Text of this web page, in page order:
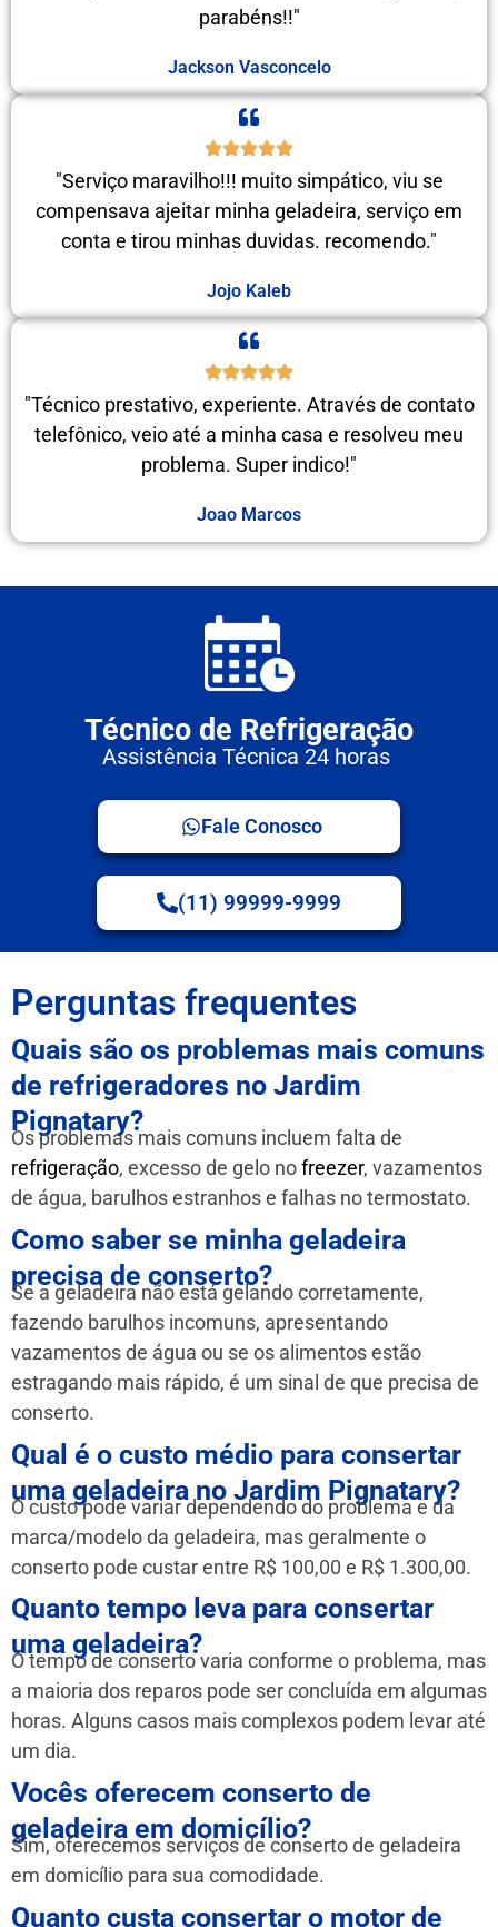
parabéns!!"
Jackson Vasconcelo
"Serviço maravilho!!! muito simpático, viu se
compensava ajeitar minha geladeira, serviço em
conta e tirou minhas duvidas. recomendo."
Jojo Kaleb
"Técnico prestativo, experiente. Através de contato
telefônico, veio até a minha casa e resolveu meu
problema. Super indico!"
Joao Marcos
Técnico de Refrigeração
Assistência Técnica 24 horas
Fale Conosco
(11) 99999-9999
Perguntas frequentes
Quais são os problemas mais comuns
de refrigeradores no Jardim
Pignatary?
Os problemas mais comuns incluem falta de
refrigeração, excesso de gelo nofreezer, vazamentos
de água, barulhos estranhos e falhas no termostato.
Como saber se minha geladeira
precisa de conserto?
Se a geladeira não está gelando corretamente,
fazendo barulhos incomuns, apresentando
vazamentos de água ou se os alimentos estão
estragando mais rápido, é um sinal de que precisa de
conserto.
Qual é o custo médio para consertar
uma geladeira no Jardim Pignatary?
O custo pode variar dependendo do problema e da
marca/modelo da geladeira, mas geralmente o
conserto pode custar entre R$ 100,00 e R$ 1.300,00.
Quanto tempo leva para consertar
uma geladeira?
O tempo de conserto varia conforme o problema, mas
a maioria dos reparos pode ser concluída em algumas
horas. Alguns casos mais complexos podem levar até
um dia.
Vocês oferecem conserto de
geladeira em domicílio?
Sim, oferecemos serviços de conserto de geladeira
em domicílio para sua comodidade.
Quanto custa consertar o motor de